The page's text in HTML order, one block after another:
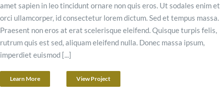
amet sapien in leo tincidunt ornare non quis eros. Ut sodales enim et
orci ullamcorper, id consectetur lorem dictum. Sed et tempus massa.
Praesent non eros at erat scelerisque eleifend. Quisque turpis felis,
rutrum quis est sed, aliquam eleifend nulla. Donec massa ipsum,
imperdiet euismod [...]
Learn More View Project